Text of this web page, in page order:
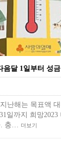
음달 1일부터 성
난해는 목표액 대
일까지 희망
. 충…
더보기